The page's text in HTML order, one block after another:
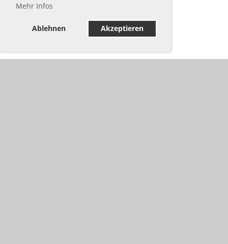
Mehr Infos
Ablehnen Akzeptieren